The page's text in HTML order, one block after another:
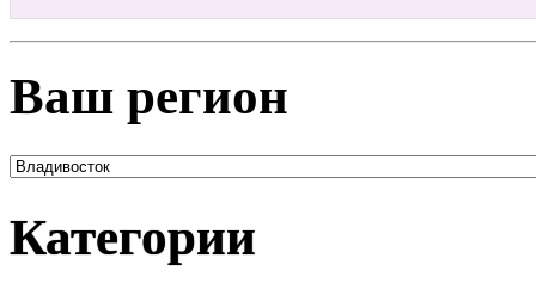
Ваш регион
Категории